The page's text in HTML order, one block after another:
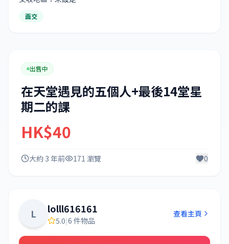
面交
出售中
在天堂遇見的五個人+最後14堂星
期二的課
HK$40
大約 3 年前 171 瀏覽 0
L lolll616161
5.0|6 件物品
查看主頁